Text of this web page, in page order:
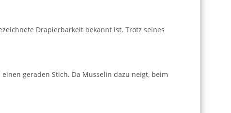
Drapierbarkeit bekannt ist. Trotz seines
geraden Stich. Da Musselin dazu neigt, beim